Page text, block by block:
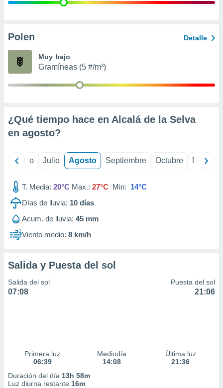
publicidad
de
Polen Detalle
Muy bajo
Gramíneas (5 #/m³)
¿Qué tiempo hace en Alcalá de la Selva
en agosto?
Junio Julio Agosto Septiembre Octubre
T. Media: 20°C Max.: 27°C Min: 14°C
Días de lluvia: 10 días
Acum. de lluvia: 45 mm
Viento medio: 8 km/h
Salida y Puesta del sol
Salida del sol
07:08
Puesta del sol
21:06
Primera luz
06:39
Mediodía
14:08
Última luz
21:36
Duración del día 13h 58m
Luz diurna restante 16m